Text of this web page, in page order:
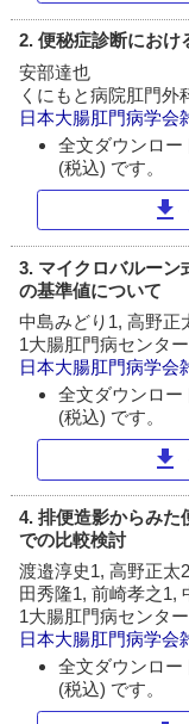
2. 便秘症診断におけ
安部達也
くにもと病院肛門外
日本大腸肛門病学会
全文ダウンロー
(税込) です。
download
3. マイクロバルー
の基準値について
中島みどり1, 高野正
1大腸肛門病センタ
日本大腸肛門病学会
全文ダウンロー
(税込) です。
download
4. 排便造影からみた
での比較検討
渡邉淳史1, 高野正太
田秀隆1, 前崎孝之1,
1大腸肛門病センタ
日本大腸肛門病学会
全文ダウンロー
(税込) です。